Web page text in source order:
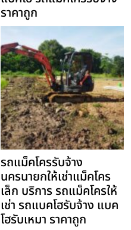
ราคาถูก
รถแม็คโครรับจ้าง
นครนายกให้เช่าแม็คโคร
เล็ก บริการ รถแม็คโครให้
เช่า รถแบคโฮรับจ้าง แบค
โฮรับเหมา ราคาถูก